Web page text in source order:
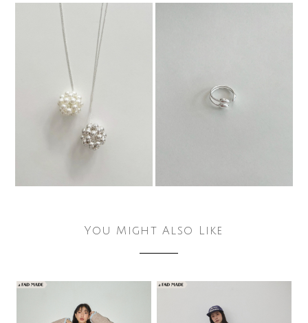
You Might Also Like